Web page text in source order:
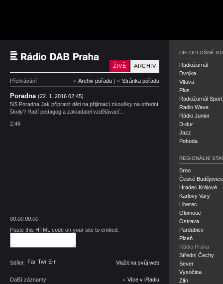
Český rozhlas Rádio
ARCHIV
ŽIVĚ
Přehrávání Archiv pořadu | Stránka pořadu
Poradna (22. 1. 2016 02:45)
5/5 Poradna Jak připravit děti na přijímací zkoušky na střední
školy? Radí pedagog a zakladatel vzdělávací…
2:46
00:00 00:00
Paste this HTML code on your site to embed.
Sdílet: Facebook
TwitterE-mail Vložit na svůj web
Další záznamy Více v iRadiu
CELOPLOŠNÉ
Radiožurnál
Dvojka
Vltava
Plus
Radiožurnál Sport
Radio Wave
Rádio Junior
D-dur
Jazz
Pohoda
REGIONÁLNÍ
Brno
České Budějovice
Hradec Králové
Karlovy Vary
Liberec
Olomouc
Ostrava
Pardubice
Plzeň
Rádio Praha
Střední Čechy
Sever
Vysočina
Zlín